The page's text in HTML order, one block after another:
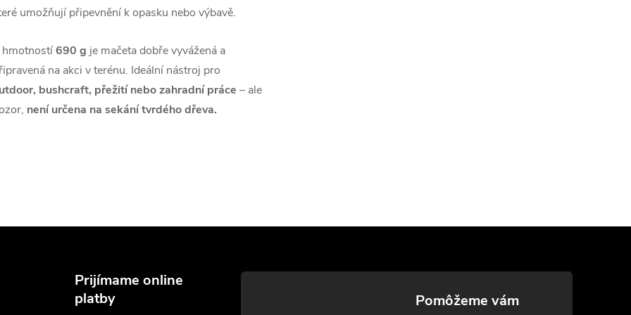
umožňují připevnění k opasku nebo výbavě.
hmotností690 g je mačeta dobře vyvážená a
na akci v terénu. Ideální nástroj pro
bushcraft, přežití nebo zahradní práce – ale
není určena na sekání tvrdého dřeva.
Prijímame online
platby